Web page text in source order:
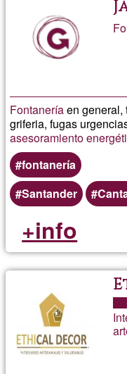
Fontaneríaen general,
griferia, fugas
asesoramiento
fontanería
Santander
+info